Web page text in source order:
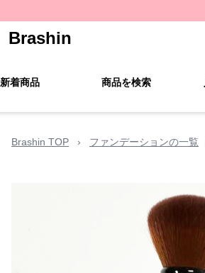
Brashin
新着商品 商品を検索
Brashin TOP › ファンデーションの一覧